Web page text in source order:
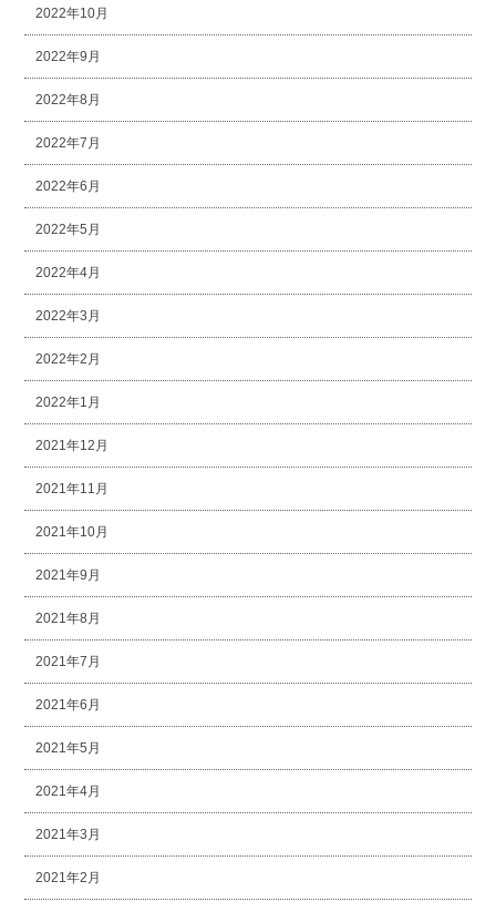
2022年10月
2022年9月
2022年8月
2022年7月
2022年6月
2022年5月
2022年4月
2022年3月
2022年2月
2022年1月
2021年12月
2021年11月
2021年10月
2021年9月
2021年8月
2021年7月
2021年6月
2021年5月
2021年4月
2021年3月
2021年2月